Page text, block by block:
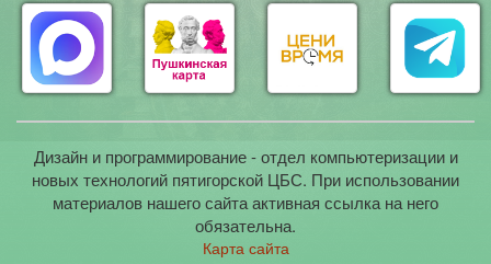
Дизайн и программирование - отдел компьютеризации и
новых технологий пятигорской ЦБС. При использовании
материалов нашего сайта активная ссылка на него
обязательна.
Карта сайта